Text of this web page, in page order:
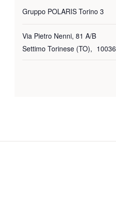
Gruppo POLARIS Torino 3
Via Pietro Nenni, 81 A/B
Settimo Torinese (TO), 10036